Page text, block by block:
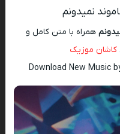
نمیدونم
همراه با متن کامل و
کاشان موزیک
Download New Music